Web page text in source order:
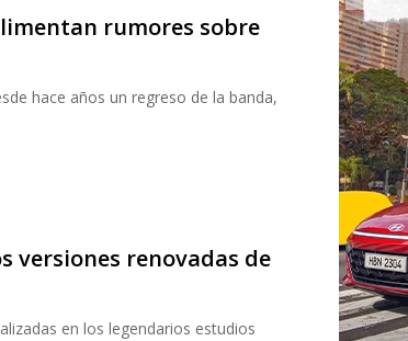
rumores sobre
hace años un regreso de la banda,
versiones renovadas de
en los legendarios estudios